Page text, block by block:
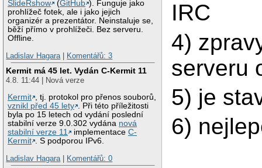
SlideRshow
(GitHub ). Funguje jako
prohlížeč fotek, ale i jako jejich
organizér a prezentátor. Neinstaluje se,
běží přímo v prohlížeči. Bez serveru.
Offline.
Ladislav Hagara | Komentářů: 3
Kermit má 45 let. Vydán C-Kermit 11
4.8. 11:44 | Nová verze
Kermit , tj. protokol pro přenos souborů,
vznikl před 45 lety . Při této příležitosti
byla po 15 letech od vydání poslední
stabilní verze 9.0.302 vydána nová
stabilní verze 11
implementaceC-
Kermit . S podporou IPv6.
Ladislav Hagara | Komentářů: 0
IRC
4)
serveru
5) je
6)